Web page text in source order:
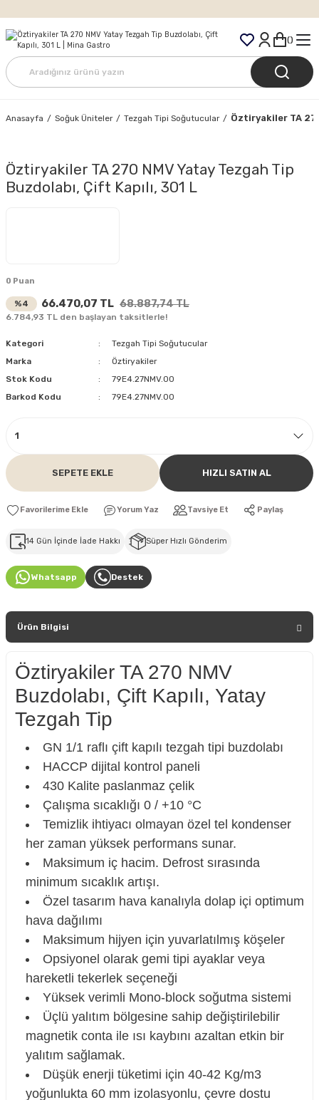
Tüm Siparişlerde Ücretsiz Kargo
Anasayfa Soğuk Üniteler Tezgah Tipi Soğutucular Öztiryakiler TA
Öztiryakiler TA 270 NMV Yatay Tezgah Tip
Buzdolabı, Çift Kapılı, 301 L
0 Puan
%4 66.470,07 TL 68.887,74 TL
6.784,93 TL den başlayan taksitlerle!
Kategori
Tezgah Tipi Soğutucular
Marka
Öztiryakiler
Stok Kodu
79E4.27NMV.00
Barkod Kodu
79E4.27NMV.00
SEPETE EKLE HIZLI SATIN AL
Yorum Yaz Tavsiye Et Paylaş
14 Gün İçinde İade Hakkı Süper Hızlı Gönderim
Whatsapp Destek
Ürün Bilgisi
Öztiryakiler TA 270 NMV
Buzdolabı, Çift Kapılı, Yatay
Tezgah Tip
GN 1/1 raflı çift kapılı tezgah tipi buzdolabı
HACCP dijital kontrol paneli
430 Kalite paslanmaz çelik
Çalışma sıcaklığı 0 / +10 °C
Temizlik ihtiyacı olmayan özel tel kondenser
her zaman yüksek performans sunar.
Maksimum iç hacim. Defrost sırasında
minimum sıcaklık artışı.
Özel tasarım hava kanalıyla dolap içi optimum
hava dağılımı
Maksimum hijyen için yuvarlatılmış köşeler
Opsiyonel olarak gemi tipi ayaklar veya
hareketli tekerlek seçeneği
Yüksek verimli Mono-block soğutma sistemi
Üçlü yalıtım bölgesine sahip değiştirilebilir
magnetik conta ile ısı kaybını azaltan etkin bir
yalıtım sağlamak.
Düşük enerji tüketimi için 40-42 Kg/m3
yoğunlukta 60 mm izolasyonlu, çevre dostu